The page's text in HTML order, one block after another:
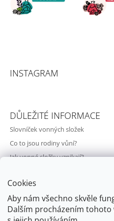
Cookies
Aby nám všechno skvěle
Dalším procházením
DŮLEŽITÉ INFORMACE
Slovníček vonných složek
Co to jsou rodiny vůní?
Jak vonné složky vznikají?
O nás
Kontakty
Doprava a vrácení zboží
INSTAGRAM